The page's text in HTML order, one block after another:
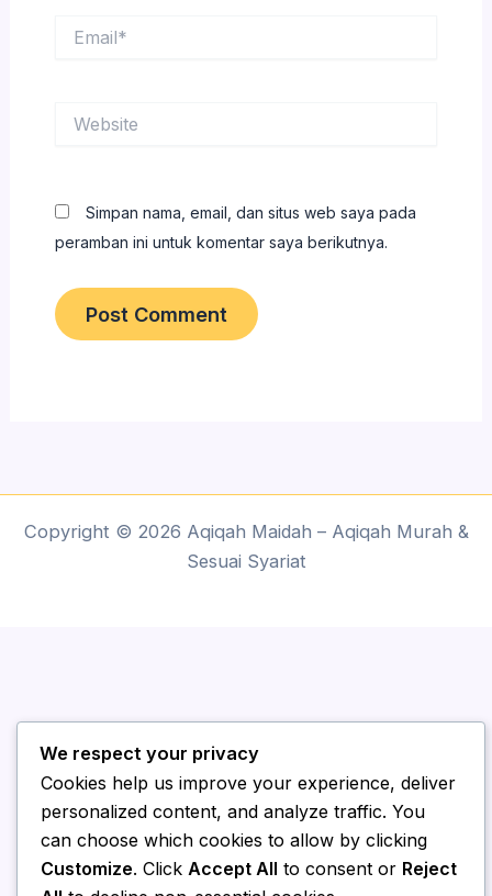
Simpan nama, email, dan situs web saya pada
peramban ini untuk komentar saya berikutnya.
Copyright © 2026 Aqiqah Maidah – Aqiqah Murah &
Sesuai Syariat
We respect your privacy
Cookies help us improve your experience, deliver
personalized content, and analyze traffic. You
can choose which cookies to allow by clicking
Customize. Click Accept All to consent or Reject